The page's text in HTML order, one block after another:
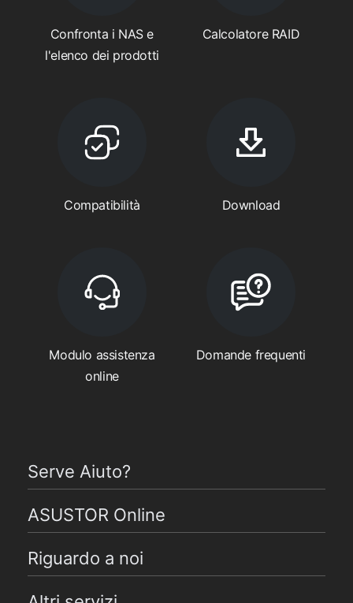
Confronta i NAS e
l'elenco dei prodotti
Calcolatore RAID
Compatibilità Download
Modulo assistenza
online
Domande frequenti
Serve Aiuto?
ASUSTOR Online
Riguardo a noi